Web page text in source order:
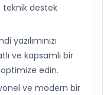
destek
yazılımınızı
ve kapsamlı bir
edin.
ve modern bir